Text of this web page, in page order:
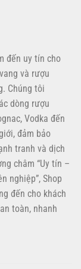
đến uy tín cho
và rượu
Chúng tôi
dòng rượu
Vodka đến
đảm bảo
tranh và dịch
châm “Uy tín –
nghiệp”, Shop
đến cho khách
toàn, nhanh